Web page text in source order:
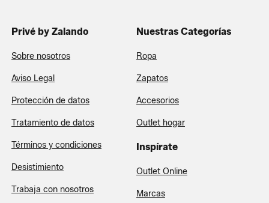
Privé by Zalando
Sobre nosotros
Aviso Legal
Protección de datos
Tratamiento de datos
Términos y condiciones
Desistimiento
Trabaja con nosotros
Nuestras Categorías
Ropa
Zapatos
Accesorios
Outlet hogar
Inspírate
Outlet Online
Marcas